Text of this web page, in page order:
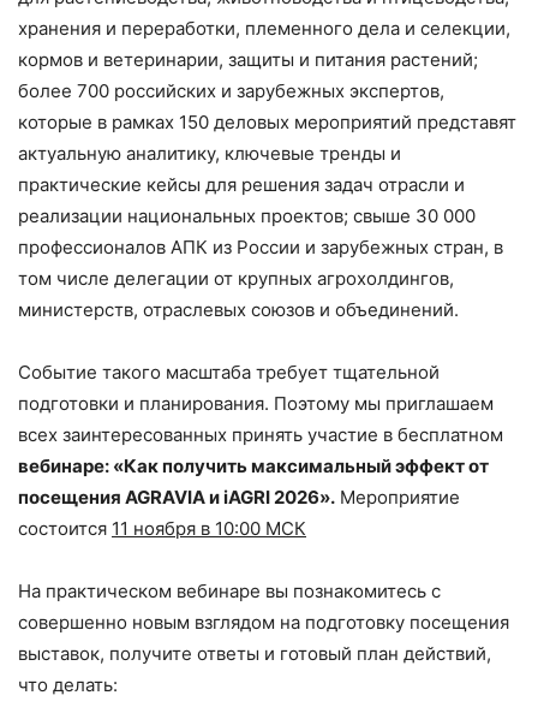
хранения и переработки, племенного дела и селекции,
кормов и ветеринарии, защиты и питания растений;
более 700 российских и зарубежных экспертов,
которые в рамках 150 деловых мероприятий представят
актуальную аналитику, ключевые тренды и
практические кейсы для решения задач отрасли и
реализации национальных проектов; свыше 30 000
профессионалов АПК из России и зарубежных стран, в
том числе делегации от крупных агрохолдингов,
министерств, отраслевых союзов и объединений.
Событие такого масштаба требует тщательной
подготовки и планирования. Поэтому мы приглашаем
всех заинтересованных принять участие в бесплатном
вебинаре: «Как получить максимальный эффект от
посещения AGRAVIA и iAGRI 2026». Мероприятие
состоится 11 ноября в 10:00 МСК
На практическом вебинаре вы познакомитесь с
совершенно новым взглядом на подготовку посещения
выставок, получите ответы и готовый план действий,
что делать: